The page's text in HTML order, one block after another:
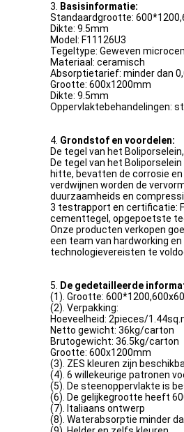
3.
Basisinformatie:
Standaardgrootte:
Dikte: 9.5mm
Model: F11126U3
Tegeltype: Geweven
Materiaal: ceramisch
Absorptietarief: minder dan
Grootte: 600x1200mm
Dikte: 9.5mm
Oppervlaktebehandelingen:
4. Grondstof en voordelen:
De tegel van het
De tegel van het
hitte, bevatten de corrosie
verdwijnen worden de
duurzaamheids en
3 testrapport en certificatie:
cementtegel, opgepoetste
Onze producten verkopen
een team van hardworking
technologievereisten te
5.
De gedetailleerde
(1). Grootte:
(2). Verpakking:
Hoeveelheid: 2pieces/
Netto gewicht: 36kg/carton
Brutogewicht: 36.5kg/carton
Grootte: 600x1200mm
(3). ZES kleuren zijn
(4). 6 willekeurige patronen
(5). De steenoppervlakte is
(6). De gelijkegrootte heeft
(7). Italiaans ontwerp
(8). Waterabsorptie minder